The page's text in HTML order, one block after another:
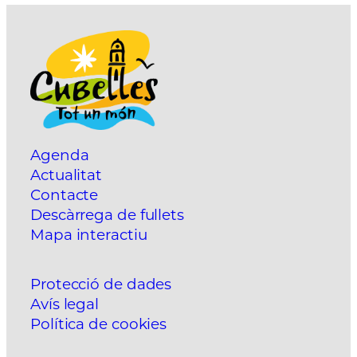
Agenda
Actualitat
Contacte
Descàrrega de fullets
Mapa interactiu
Protecció de dades
Avís legal
Política de cookies